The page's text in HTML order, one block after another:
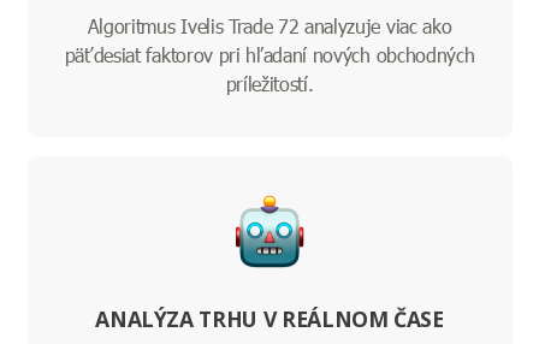
Algoritmus Ivelis Trade 72 analyzuje viac ako
päťdesiat faktorov pri hľadaní nových obchodných
príležitostí.
ANALÝZA TRHU V REÁLNOM ČASE